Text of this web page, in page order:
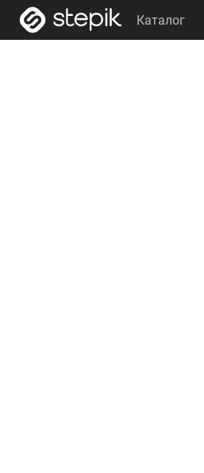
Каталог